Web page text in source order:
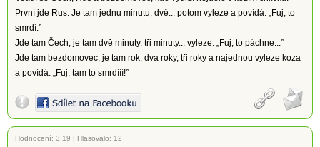
První jde Rus. Je tam jednu minutu, dvě... potom vyleze a povídá: „Fuj, to
smrdí.”
Jde tam Čech, je tam dvě minuty, tři minuty... vyleze: „Fuj, to páchne...”
Jde tam bezdomovec, je tam rok, dva roky, tři roky a najednou vyleze koza
a povídá: „Fuj, tam to smrdííí!”
Hodnocení: 3.19 | Hlasovalo: 12